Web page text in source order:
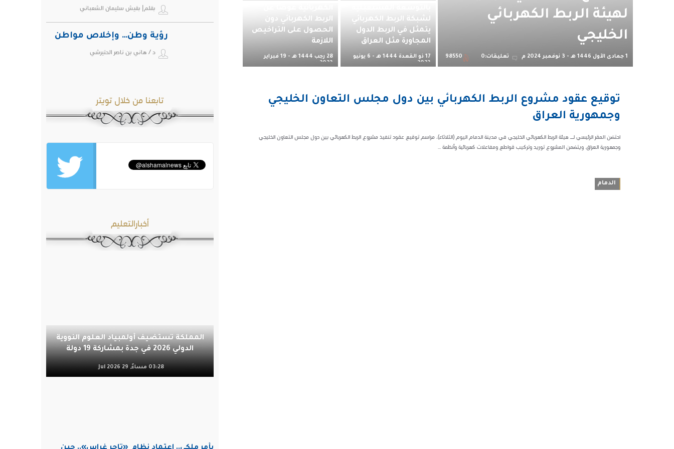
لهيئة الربط الكهربائي
الخليجي
1 جمادى الأول 1446 هـ - 3 نوفمبر 2024 م تعليقات:0 98550
لشبكة الربط الكهربائي
يتمثل في الربط الدول
المجاورة مثل العراق
17 ذو القعدة 1444 هـ - 6 يونيو
2023 م
الربط الكهربائي دون
الحصول على التراخيص
اللازمة
28 رجب 1444 هـ - 19 فبراير
2023 م
توقيع عقود مشروع الربط الكهربائي بين دول مجلس التعاون الخليجي
وجمهورية العراق
احتضن المقر الرئيسي لــ هيئة الربط الكهربائي الخليجي في مدينة الدمام اليوم (الثلاثاء)، مراسم توقيع عقود تنفيذ مشروع الربط الكهربائي بين دول مجلس التعاون الخليجي
وجمهورية العراق. ويتضمن المشروع توريد وتركيب قواطع ومفاعلات كهربائية وأنظمة ...
الدمام
بقلم| بقيش سليمان الشعباني
رؤية وطن… وإخلاص مواطن
د / هاني بن ناصر الحتيرشي
تابعنا من خلال تويتر
أخبارالتعليم
المملكة تستضيف أولمبياد العلوم النووية
الدولي 2026 في جدة بمشاركة 19 دولة
03:28 مساءً, 29 Jul 2026